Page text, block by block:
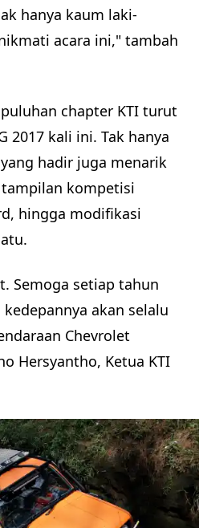
hanya kaum laki-
acara ini," tambah
chapter KTI turut
2017 kali ini. Tak hanya
hadir juga menarik
kompetisi
hingga modifikasi
Semoga setiap tahun
akan selalu
Chevrolet
Hersyantho, Ketua KTI